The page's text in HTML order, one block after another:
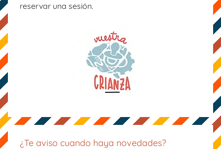
reservar una sesión.
¿Te aviso cuando haya novedades?